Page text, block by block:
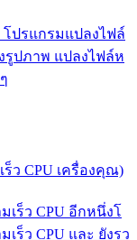
โปรแกรมแปลงไฟล์
รูปภาพ แปลงไฟล์ห
ร็ว CPU เครื่องคุณ)
เร็ว CPU อีกหนึ่งโ
ร็ว CPU และ ยังรว